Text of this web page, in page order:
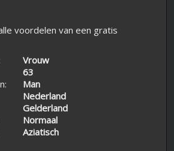
voordelen van een gratis
Vrouw
63
Man
Nederland
Gelderland
Normaal
Aziatisch